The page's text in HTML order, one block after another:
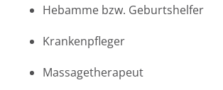
Hebamme bzw. Geburtshelfer
Krankenpfleger
Massagetherapeut